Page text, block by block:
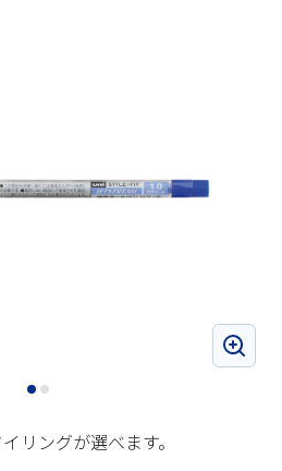
リングが選べます。